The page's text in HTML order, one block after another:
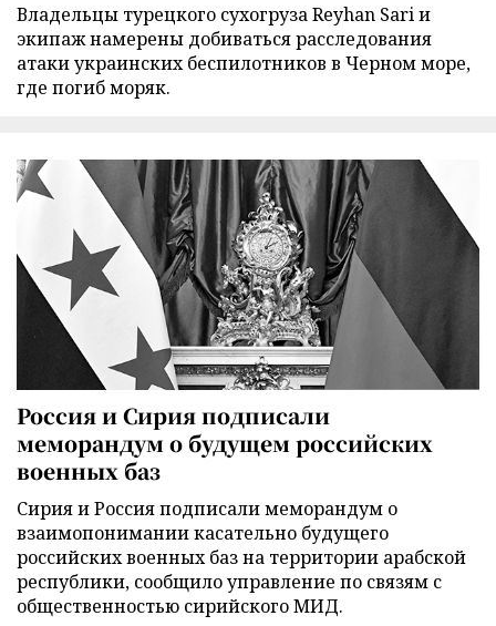
Владельцы турецкого сухогруза Reyhan Sari и
экипаж намерены добиваться расследования
атаки украинских беспилотников в Черном море,
где погиб моряк.
Россия и Сирия подписали
меморандум о будущем российских
военных баз
Сирия и Россия подписали меморандум о
взаимопонимании касательно будущего
российских военных баз на территории арабской
республики, сообщило управление по связям с
общественностью сирийского МИД.